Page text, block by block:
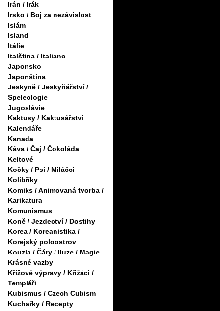
Irán / Irák
Irsko / Boj za nezávislost
Islám
Island
Itálie
Italština / Italiano
Japonsko
Japonština
Jeskyně / Jeskyňářství /
Speleologie
Jugoslávie
Kaktusy / Kaktusářství
Kalendáře
Kanada
Káva / Čaj / Čokoláda
Keltové
Kočky / Psi / Miláčci
Kolibříky
Komiks / Animovaná tvorba /
Karikatura
Komunismus
Koně / Jezdectví / Dostihy
Korea / Koreanistika /
Korejský poloostrov
Kouzla / Čáry / Iluze / Magie
Krásné vazby
Křížové výpravy / Křižáci /
Templáři
Kubismus / Czech Cubism
Kuchařky / Recepty